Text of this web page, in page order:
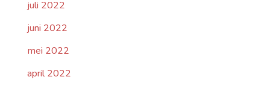
juli 2022
juni 2022
mei 2022
april 2022